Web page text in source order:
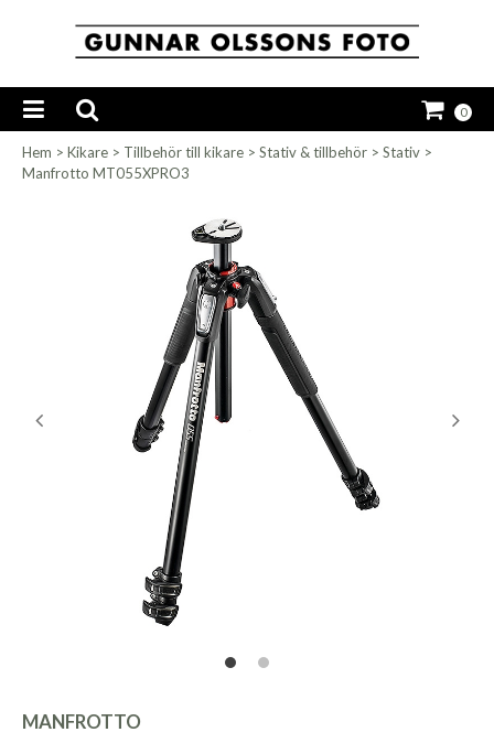
0
Hem > Kikare > Tillbehör till kikare > Stativ & tillbehör > Stativ >
Manfrotto MT055XPRO3
MANFROTTO